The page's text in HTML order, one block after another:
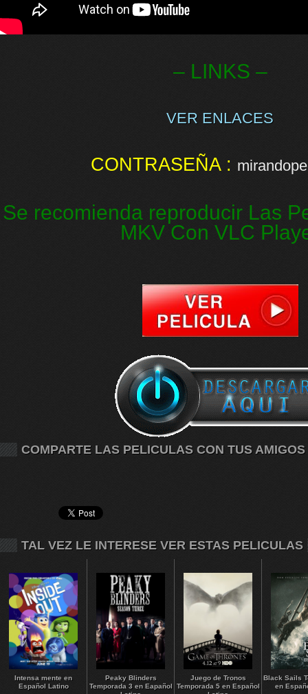
– LINKS –
VER ENLACES
CONTRASEÑA :
Se recomienda reproducir Las
MKV Con VLC
COMPARTE LAS PELICULAS CON TUS AMIGOS
TAL VEZ LE INTERESE VER ESTAS PELICULAS
Intensa mente en
Español Latino
Peaky Blinders
Temporada 3 en Eapañol
Juego de Tronos
Temporada 5 en Español
Black Sails
en